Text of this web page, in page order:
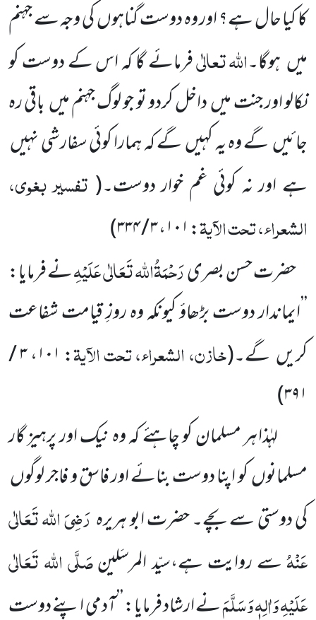
کا کیا حال ہے؟ اور وہ دوست گناہوںکی وجہ سے جہنم
میںہوگا۔اللہتعالٰیفرمائےگا کہ اس کے دوست کو
نکالو اور جنت میںداخل کردو تو جو لوگ جہنم میںباقی رہ
جائیںگے وہ یہ کہیںگے کہ ہمارا کوئی سفارشینہیں
ہے اور نہ کوئی غم خوار دوست۔( تفسیر بغوی،
الشعراء، تحت الآیۃ:۱۰۱،۳ / ۳۳۴
)
حضرت حسن بصریرَحْمَۃُاللہ تَعَالٰی عَلَیْہِنے فرمایا:
’’ایماندار دوست بڑھاؤ کیونکہ وہ روزِ قیامت شفاعت
کریں گے۔(خازن، الشعراء، تحت الآیۃ: ۱۰۱، ۳ /
۳۹۱)
لہٰذا ہر مسلمان کو چاہئے کہ وہ نیک اور پرہیز گار
مسلمانوںکو اپنا دوست بنائے اور فاسق و فاجر لوگوں
کی دوستی سے بچے۔ حضرت ابو ہریرہرَضِیَ اللہ تَعَالٰی
عَنْہُسے روایت ہے،سیّد المرسَلینصَلَّی اللہ تَعَالٰی
عَلَیْہِ وَاٰلِہٖ وَسَلَّمَنے ارشاد فرمایا: ’’آدمی اپنے دوست